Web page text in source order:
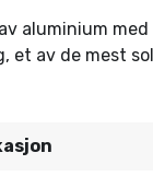
aluminium
et av de mest